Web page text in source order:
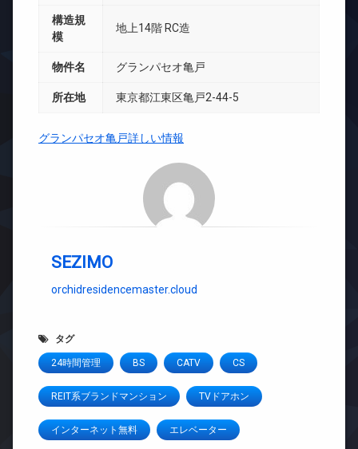
構造規
模
地上14階 RC造
物件名 グランパセオ亀戸
所在地 東京都江東区亀戸2-44-5
グランパセオ亀戸詳しい情報
SEZIMO
orchidresidencemaster.cloud
タグ
24時間管理 BS CATV CS
REIT系ブランドマンション TVドアホン
インターネット無料 エレベーター